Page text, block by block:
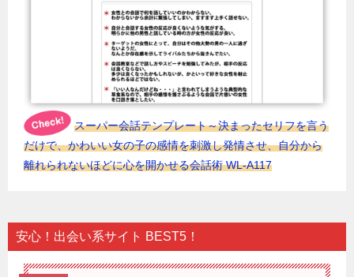
スーパー会話テンプレート～決まったセリフを言う
だけで、かわいい女の子の感情を刺激し発情させ、自分から
離れられないほどに心を開かせる会話術 WL-A117
安心！出会い系サイト BEST5！